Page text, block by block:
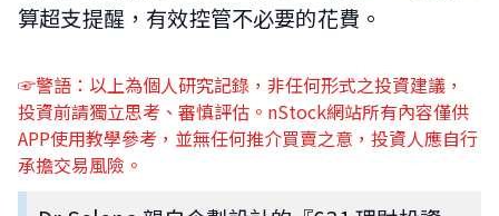
算超支提醒，有效控管不必要的花費。
☞警語：以上為個人研究記錄，非任何形式之投資建議，
投資前請獨立思考、審慎評估。nStock網站所有內容僅供
APP使用教學參考，並無任何推介買賣之意，投資人應自行
承擔交易風險。